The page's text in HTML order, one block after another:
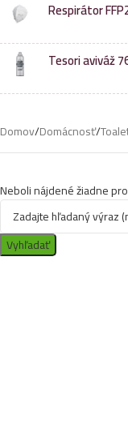
Respirátor
Tesori aviváž
Domov/Domácnosť/
Neboli nájdené žiadne
Vyhľadať